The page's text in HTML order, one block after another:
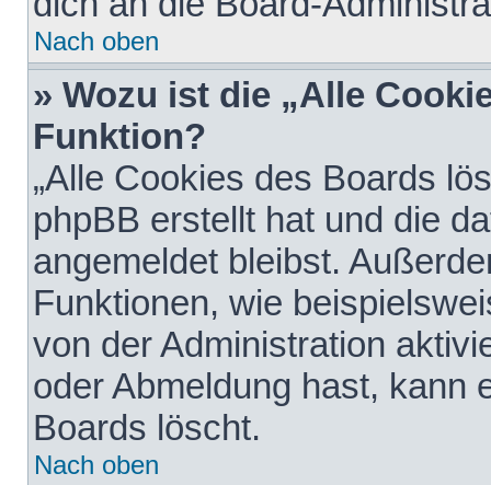
Nach oben
» Wozu ist die „Alle
Funktion?
„Alle Cookies des Boards
phpBB erstellt hat und die
angemeldet bleibst.
Funktionen, wie
von der Administration
oder Abmeldung hast, kann
Boards löscht.
Nach oben